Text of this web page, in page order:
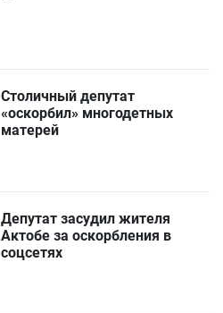
Столичный депутат
«оскорбил» многодетных
матерей
Депутат засудил жителя
Актобе за оскорбления в
соцсетях